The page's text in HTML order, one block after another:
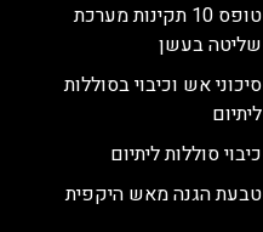
טופס 10 תקינות מערכת
שליטה בעשן
סיכוני אש וכיבוי בסוללות
ליתיום
כיבוי סוללות ליתיום
טבעת הגנה מאש היקפית